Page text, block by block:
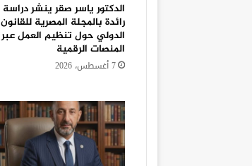
الدكتور ياسر صقر ينشر دراسة
رائدة بالمجلة المصرية للقانون
الدولي حول تنظيم العمل عبر
المنصات الرقمية
7 أغسطس، 2026